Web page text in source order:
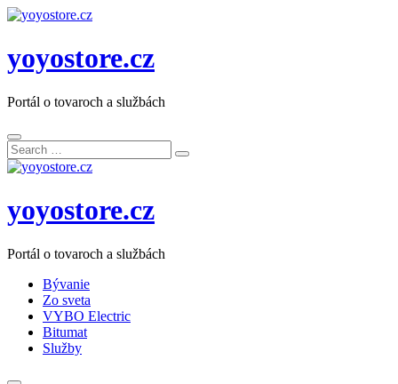
yoyostore.cz
Portál o tovaroch a službách
Search
for:
Search
yoyostore.cz
Portál o tovaroch a službách
Bývanie
Zo sveta
VYBO Electric
Bitumat
Služby